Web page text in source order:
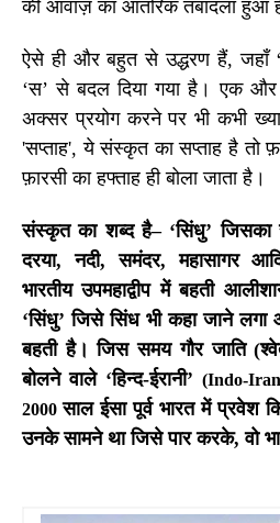
की आवाज़ का आंतरिक तबादला हुआ
ऐसे ही और बहुत से उद्धरण हैं, जहाँ
‘स’ से बदल दिया गया है। एक
अक्सर प्रयोग करने पर भी कभी
'सप्ताह', ये संस्कृत का सप्ताह है तो
फ़ारसी का हफ्ताह ही बोला जाता है।
संस्कृत का शब्द है– ‘सिंधु’जिसका
दरया,नदी,समंदर,महासागर
भारतीय उपमहाद्वीप में बहती
‘सिंधु’जिसे सिंध भी कहा जाने
बहती है। जिस समय गौर जाति
बोलने वाले ‘हिन्द-ईरानी’ (Indo-
2000 साल ईसा पूर्व भारत में प्रवेश
उनके सामने था जिसे पार करके, वो